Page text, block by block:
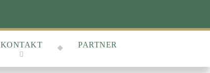
KONTAKT PARTNER